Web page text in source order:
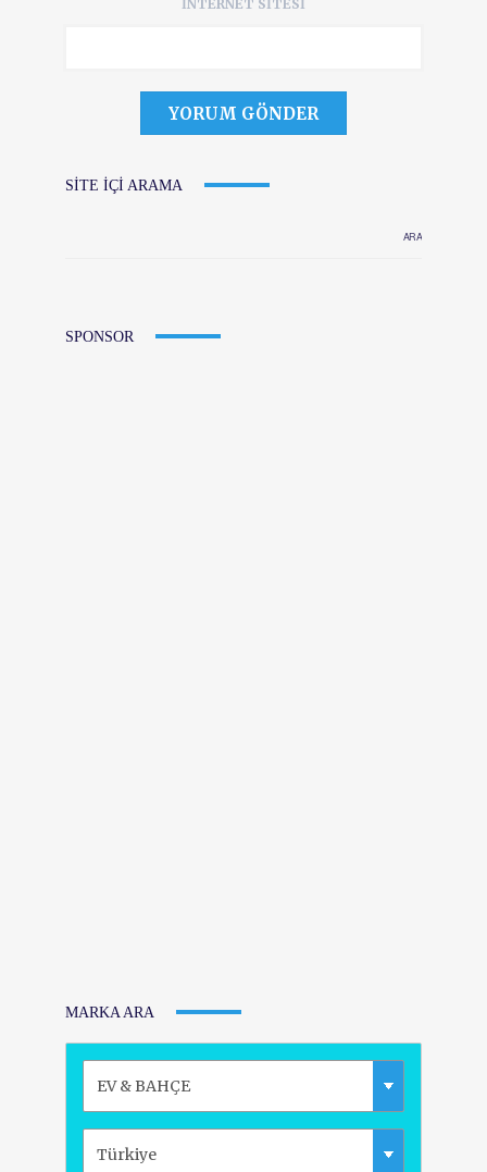
İNTERNET SITESI
SITE IÇI ARAMA
SPONSOR
MARKA ARA